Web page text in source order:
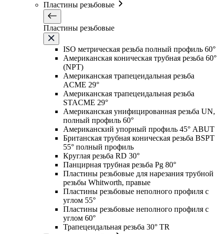
Пластины резьбовые
Пластины резьбовые
ISO метрическая резьба полный профиль 60°
Американская коническая трубная резьба 60°
(NPT)
Американская трапецеидальная резьба
ACME 29°
Американская трапецеидальная резьба
STACME 29°
Американская унифицированная резьба UN,
полный профиль 60°
Американский упорный профиль 45° ABUT
Британская трубная коническая резьба BSPT
55° полный профиль
Круглая резьба RD 30°
Панцирная трубная резьба Pg 80°
Пластины резьбовые для нарезания трубной
резьбы Whitworth, правые
Пластины резьбовые неполного профиля с
углом 55°
Пластины резьбовые неполного профиля с
углом 60°
Трапецеидальная резьба 30° TR